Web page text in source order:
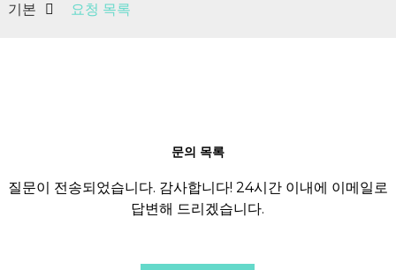
기본 요청 목록
문의 목록
질문이 전송되었습니다. 감사합니다! 24시간 이내에 이메일로
답변해 드리겠습니다.